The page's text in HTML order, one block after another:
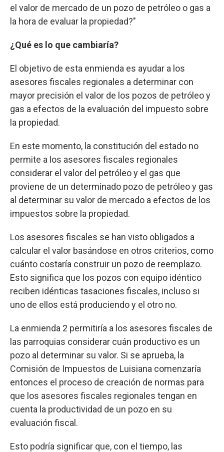
el valor de mercado de un pozo de petróleo o gas a
la hora de evaluar la propiedad?"
¿Qué es lo que cambiaría?
El objetivo de esta enmienda es ayudar a los
asesores fiscales regionales a determinar con
mayor precisión el valor de los pozos de petróleo y
gas a efectos de la evaluación del impuesto sobre
la propiedad.
En este momento, la constitución del estado no
permite a los asesores fiscales regionales
considerar el valor del petróleo y el gas que
proviene de un determinado pozo de petróleo y gas
al determinar su valor de mercado a efectos de los
impuestos sobre la propiedad.
Los asesores fiscales se han visto obligados a
calcular el valor basándose en otros criterios, como
cuánto costaría construir un pozo de reemplazo.
Esto significa que los pozos con equipo idéntico
reciben idénticas tasaciones fiscales, incluso si
uno de ellos está produciendo y el otro no.
La enmienda 2 permitiría a los asesores fiscales de
las parroquias considerar cuán productivo es un
pozo al determinar su valor. Si se aprueba, la
Comisión de Impuestos de Luisiana comenzaría
entonces el proceso de creación de normas para
que los asesores fiscales regionales tengan en
cuenta la productividad de un pozo en su
evaluación fiscal.
Esto podría significar que, con el tiempo, las